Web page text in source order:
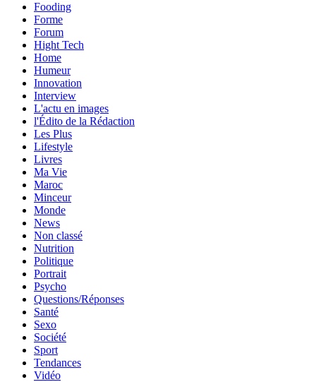
Fooding
Forme
Forum
Hight Tech
Home
Humeur
Innovation
Interview
L'actu en images
l'Édito de la Rédaction
Les Plus
Lifestyle
Livres
Ma Vie
Maroc
Minceur
Monde
News
Non classé
Nutrition
Politique
Portrait
Psycho
Questions/Réponses
Santé
Sexo
Société
Sport
Tendances
Vidéo